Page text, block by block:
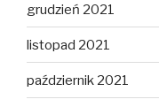
grudzień 2021
listopad 2021
październik 2021